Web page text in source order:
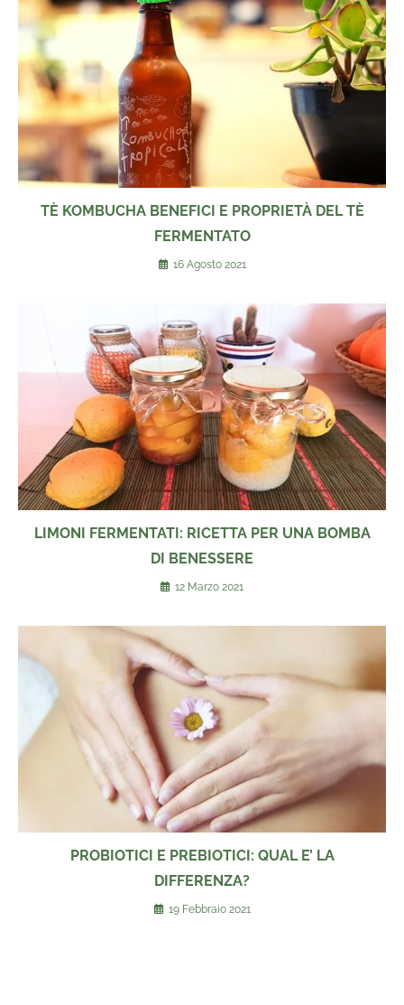
TÈ KOMBUCHA BENEFICI E PROPRIETÀ DEL TÈ
FERMENTATO
16 Agosto 2021
LIMONI FERMENTATI: RICETTA PER UNA BOMBA
DI BENESSERE
12 Marzo 2021
PROBIOTICI E PREBIOTICI: QUAL E’ LA
DIFFERENZA?
19 Febbraio 2021